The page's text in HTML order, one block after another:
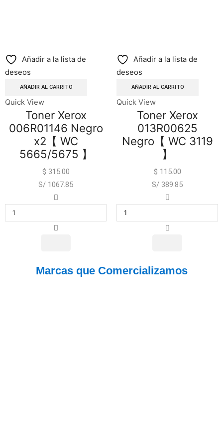
Añadir a la lista de
deseos
AÑADIR AL CARRITO
Quick View
Toner Xerox
006R01146 Negro
x2【 WC
5665/5675 】
$ 315.00
S/ 1067.85
Añadir a la lista de
deseos
AÑADIR AL CARRITO
Quick View
Toner Xerox
013R00625
Negro【 WC 3119
】
$ 115.00
S/ 389.85
Marcas que Comercializamos